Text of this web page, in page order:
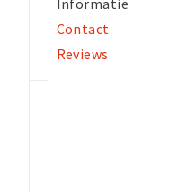
Informatie
Contact
Reviews